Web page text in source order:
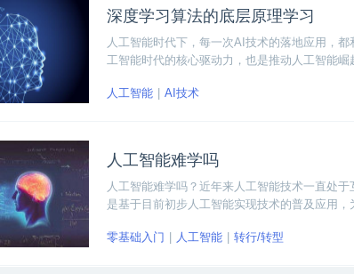
深度学习算法的底层原理学习
人工智能时代下，每一次AI技术的落地应用，
工智能时代的核心驱动力，也是推动人工智能
人工智能 AI技术
人工智能难学吗
人工智能难学吗？近年来人工智能技术一直处
是基于目前初步人工智能实现技术的普及应用
零基础入门 人工智能 转行/转型